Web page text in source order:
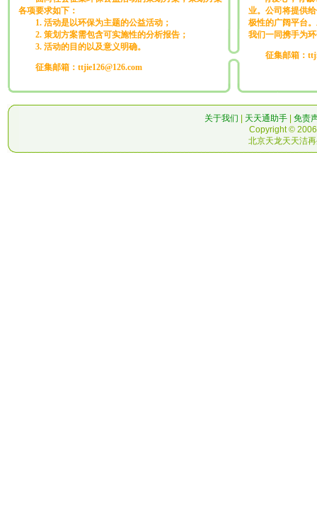
各项要求如下：
1. 活动是以环保为主题的公益活动；
2. 策划方案需包含可实施性的分析报告；
3. 活动的目的以及意义明确。
征集邮箱：ttjie126@126.com
业。公司将提供
极性的广阔平台
我们一同携手为
征集邮箱：
关于我们 天天通助手
免责
Copyright ©
北京天龙天天洁